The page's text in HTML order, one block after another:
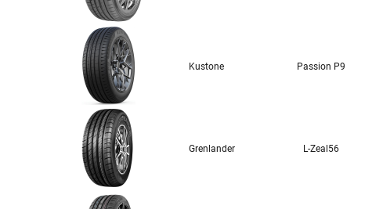
Kustone Passion P9
Grenlander L-Zeal56